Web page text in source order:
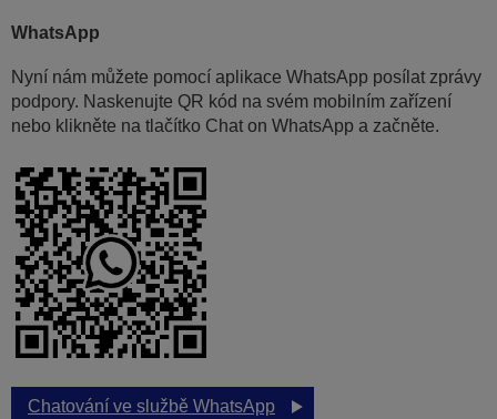
WhatsApp
Nyní nám můžete pomocí aplikace WhatsApp posílat zprávy
podpory. Naskenujte QR kód na svém mobilním zařízení
nebo klikněte na tlačítko Chat on WhatsApp a začněte.
Chatování ve službě WhatsApp